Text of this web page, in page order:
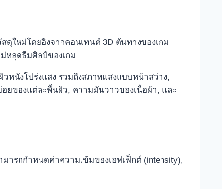
สดุใหม่โดยอิงจากคอนเทนต์ 3D ต้นทางของเกม
หลุดธีมศิลป์ของเกม
วหนังโปร่งแสง รวมถึงสภาพแสงแบบหน้าสว่าง,
ยของแต่ละพื้นผิว, ความมันวาวของเนื้อผ้า, และ
ารถกำหนดค่าความเข้มของเอฟเฟ็กต์ (intensity),